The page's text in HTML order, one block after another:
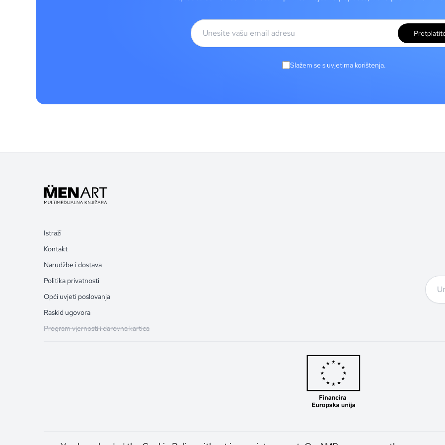
Slažem se s uvjetima korištenja.
Istraži
Kontakt
Narudžbe i dostava
Politika privatnosti
Opći uvjeti poslovanja
Raskid ugovora
Program vjernosti i darovna kartica